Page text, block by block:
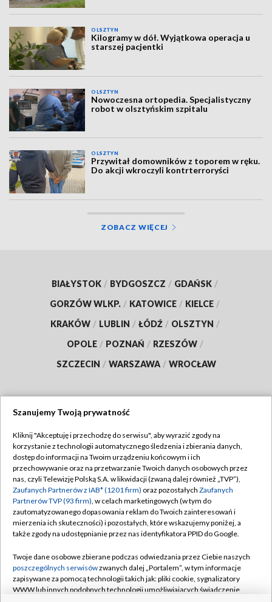
OLSZTYN
Kilogramy w dół. Wyjątkowa operacja u
starszej pacjentki
OLSZTYN
Nowoczesna ortopedia. Specjalistyczny
robot w olsztyńskim szpitalu
OLSZTYN
Przywitał domowników z toporem w ręku.
Do akcji wkroczyli kontrterroryści
ZOBACZ WIĘCEJ
BIAŁYSTOK / BYDGOSZCZ / GDAŃSK /
GORZÓW WLKP. / KATOWICE / KIELCE /
KRAKÓW / LUBLIN / ŁÓDŹ / OLSZTYN /
OPOLE / POZNAŃ / RZESZÓW /
SZCZECIN / WARSZAWA / WROCŁAW
TVP
Abonament TVP
Emisja w TVP
Centrum informacji TVP
Naziemna Telewizja Cyfrowa
Rada Programowa
System NOS
Regulamin TVP
Polityka prywatności
Moje zgody
Pomoc
Kontakt
Szanujemy Twoją prywatność
Kliknij "Akceptuję i przechodzę do serwisu", aby wyrazić zgody na
korzystanie z technologii automatycznego śledzenia i zbierania danych,
dostęp do informacji na Twoim urządzeniu końcowym i ich
przechowywanie oraz na przetwarzanie Twoich danych osobowych przez
nas, czyli Telewizję Polską S.A. w likwidacji (zwaną dalej również „TVP”),
Zaufanych Partnerów z IAB* (1201 firm) oraz pozostałych Zaufanych
Partnerów TVP (93 firm), w celach marketingowych (w tym do
zautomatyzowanego dopasowania reklam do Twoich zainteresowań i
mierzenia ich skuteczności) i pozostałych, które wskazujemy poniżej, a
także zgody na udostępnianie przez nas identyfikatora PPID do Google.
Twoje dane osobowe zbierane podczas odwiedzania przez Ciebie naszych
poszczególnych serwisówzwanych dalej „Portalem”, w tym informacje
zapisywane za pomocą technologii takich jak: pliki cookie, sygnalizatory
WWW lub innych podobnych technologii umożliwiających świadczenie